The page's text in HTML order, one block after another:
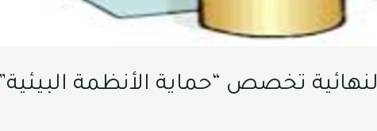
تخصص “حماية الأنظمة البيئية”